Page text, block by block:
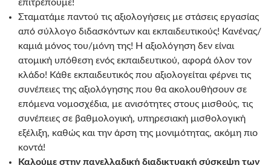
επιτρέπουμε!
Σταματάμε παντού τις αξιολογήσεις με στάσεις εργασίας
από σύλλογο διδασκόντων και εκπαιδευτικούς! Κανένας/
καμιά μόνος του/μόνη της! Η αξιολόγηση δεν είναι
ατομική υπόθεση ενός εκπαιδευτικού, αφορά όλον τον
κλάδο! Κάθε εκπαιδευτικός που αξιολογείται φέρνει τις
συνέπειες της αξιολόγησης που θα ακολουθήσουν σε
επόμενα νομοσχέδια, με ανισότητες στους μισθούς, τις
συνέπειες σε βαθμολογική, υπηρεσιακή μισθολογική
εξέλιξη, καθώς και την άρση της μονιμότητας, ακόμη πιο
κοντά!
Καλούμε στην πανελλαδική διαδικτυακή σύσκεψη των